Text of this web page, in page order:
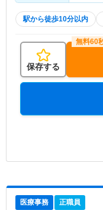
駅から徒歩10分以内
保存する
医療事務 正職員